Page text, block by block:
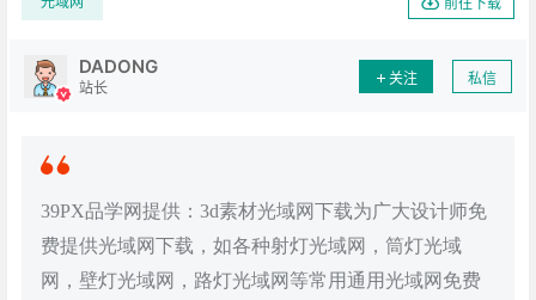
DADONG
站长
关注 私信
39PX品学网提供：3d素材光域网下载为广大设计师免
费提供光域网下载，如各种射灯光域网，筒灯光域
网，壁灯光域网，路灯光域网等常用通用光域网免费